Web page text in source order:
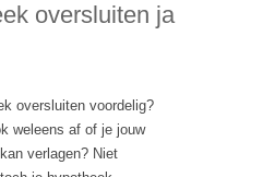
oversluiten ja
oversluiten voordelig?
weleens af of je jouw
verlagen? Niet